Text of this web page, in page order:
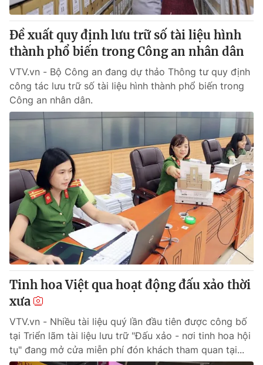
Đề xuất quy định lưu trữ số tài liệu hình
thành phổ biến trong Công an nhân dân
VTV.vn - Bộ Công an đang dự thảo Thông tư quy định
công tác lưu trữ số tài liệu hình thành phổ biến trong
Công an nhân dân.
Tinh hoa Việt qua hoạt động đấu xảo thời
xưa
VTV.vn - Nhiều tài liệu quý lần đầu tiên được công bố
tại Triển lãm tài liệu lưu trữ "Đấu xảo - nơi tinh hoa hội
tụ" đang mở cửa miễn phí đón khách tham quan tại...